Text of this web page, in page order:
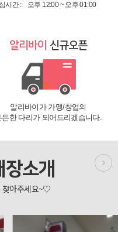
시간 :
오후 12:00 ~ 오후 01:00
알리바이 신규오픈
알리바이가 가맹/창업의
든한 다리가 되어드리겠습니다.
소개